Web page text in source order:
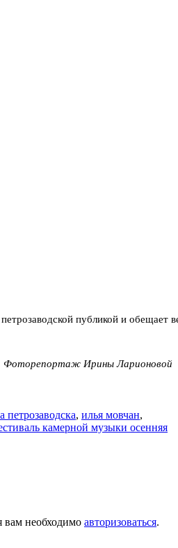
публикой и
Фоторепортаж Ирины Ларионовой
петрозаводска, илья мовчан,
камерной музыки осенняя
вам необходимо авторизоваться.